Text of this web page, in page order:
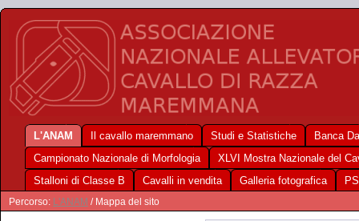
L'ANAM Il cavallo maremmano Studi e Statistiche
Banca
Campionato Nazionale di Morfologia
XLVI Mostra Nazionale del
Stalloni di Classe B
Cavalli in vendita Galleria fotografica
Percorso: L'ANAM / Mappa del sito